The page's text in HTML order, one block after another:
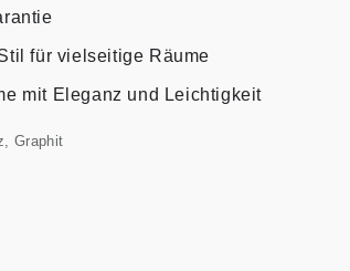
für vielseitige Räume
mit Eleganz und Leichtigkeit
Graphit